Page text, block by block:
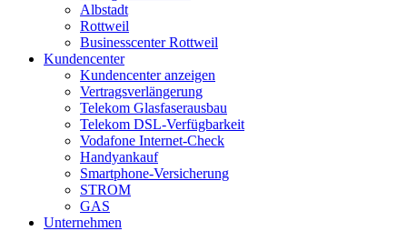
Albstadt
Rottweil
Businesscenter Rottweil
Kundencenter
Kundencenter anzeigen
Vertragsverlängerung
Telekom Glasfaserausbau
Telekom DSL-Verfügbarkeit
Vodafone Internet-Check
Handyankauf
Smartphone-Versicherung
STROM
GAS
Unternehmen